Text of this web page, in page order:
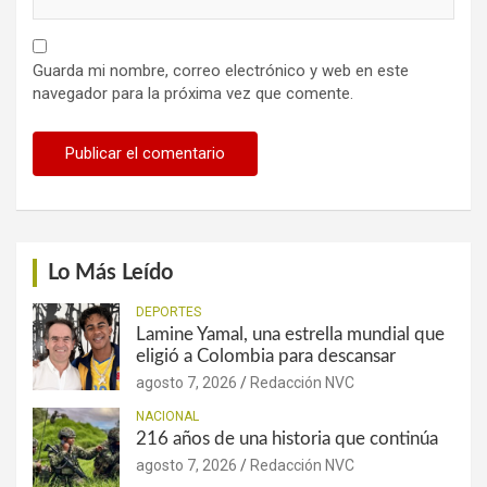
Guarda mi nombre, correo electrónico y web en este
navegador para la próxima vez que comente.
Lo Más Leído
DEPORTES
Lamine Yamal, una estrella mundial que
eligió a Colombia para descansar
agosto 7, 2026 Redacción NVC
NACIONAL
216 años de una historia que continúa
agosto 7, 2026 Redacción NVC